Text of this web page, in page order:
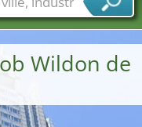
Wildon de
Secteurs de foire